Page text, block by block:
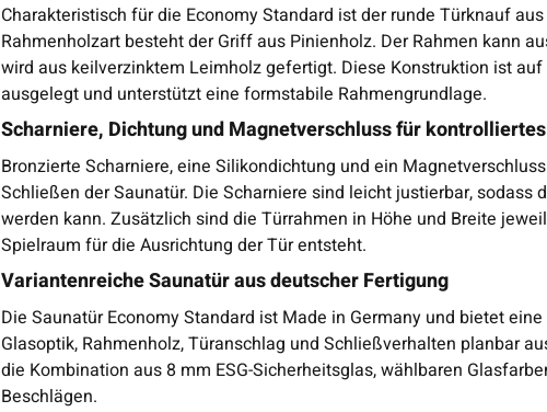
Charakteristisch für die Economy Standard ist der runde Türknauf
Rahmenholzart besteht der Griff aus Pinienholz. Der Rahmen kann
wird aus keilverzinktem Leimholz gefertigt. Diese Konstruktion ist
ausgelegt und unterstützt eine formstabile Rahmengrundlage.
Scharniere, Dichtung und Magnetverschluss für
Bronzierte Scharniere, eine Silikondichtung und ein
Schließen der Saunatür. Die Scharniere sind leicht justierbar,
werden kann. Zusätzlich sind die Türrahmen in Höhe und Breite
Spielraum für die Ausrichtung der Tür entsteht.
Variantenreiche Saunatür aus deutscher Fertigung
Die Saunatür Economy Standard ist Made in Germany und bietet
Glasoptik, Rahmenholz, Türanschlag und Schließverhalten planbar
die Kombination aus 8 mm ESG-Sicherheitsglas, wählbaren
Beschlägen.